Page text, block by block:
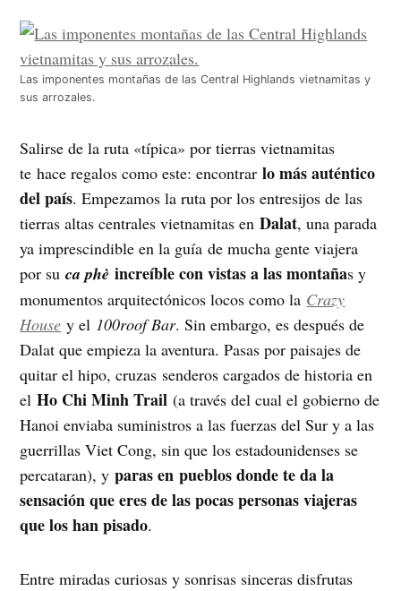
Las imponentes montañas de las Central Highlands vietnamitas y
sus arrozales.
Salirse de la ruta «típica» por tierras vietnamitas
te hace regalos como este: encontrarlo más auténtico
del país. Empezamos la ruta por los entresijos de las
tierras altas centrales vietnamitas enDalat, una parada
ya imprescindible en la guía de mucha gente viajera
por suca phè increíble con vistas a las montañas y
monumentos arquitectónicos locos como la Crazy
House y el 100roof Bar. Sin embargo, es después de
Dalat que empieza la aventura. Pasas por paisajes de
quitar el hipo, cruzas senderos cargados de historia en
elHo Chi Minh Trail(a través del cual el gobierno de
Hanoi enviaba suministros a las fuerzas del Sur y a las
guerrillas Viet Cong, sin que los estadounidenses se
percataran), y paras en pueblos donde te da la
sensación que eres de las pocas personas viajeras
que los han pisado.
Entre miradas curiosas y sonrisas sinceras disfrutas